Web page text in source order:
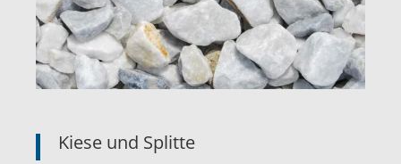
Kiese und Splitte